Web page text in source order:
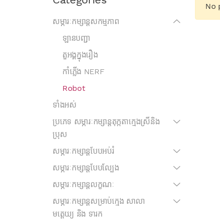
No
សម្ភារៈកម្សាន្តសកម្មភាព
ឡានបញ្ជា
តួអង្គក្នុងរឿង
កាំភ្លើង NERF
Robot
ទាំងអស់
ប្រភេទ សម្ភារៈកម្សាន្តតុក្កតាក្មេងស្រីនិង
ប្រុស
សម្ភារៈកម្សាន្តបែបអប់រំ
សម្ភារៈកម្សាន្តបែបល្បែង
សម្ភារៈកម្សាន្តលក្ខណៈ
សម្ភារៈកម្សាន្តសម្រាប់ក្មេង សាលា
មត្តេយ្យ និង ទារក